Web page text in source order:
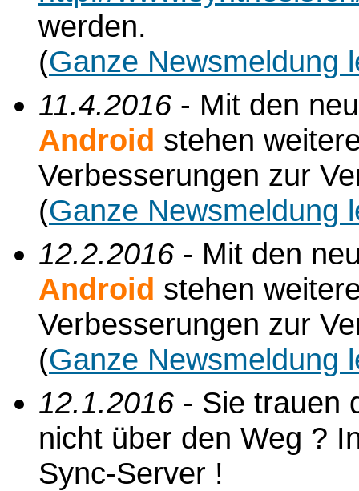
werden.
(Ganze Newsmeldung
11.4.2016 - Mit den
Android stehen
Verbesserungen zur
(Ganze Newsmeldung
12.2.2016 - Mit den
Android stehen
Verbesserungen zur
(Ganze Newsmeldung
12.1.2016 - Sie trauen
nicht über den Weg ?
Sync-Server !